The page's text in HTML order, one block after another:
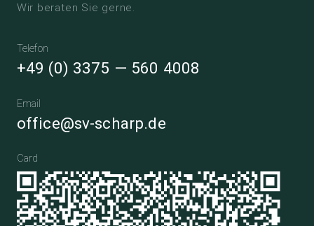
Wir beraten Sie gerne.
Telefon
+49 (0) 3375 — 560 4008
Email
office@sv-scharp.de
Card